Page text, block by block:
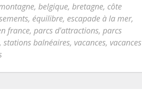
, belgique, bretagne, côte
, équilibre, escapade à la mer,
france, parcs d'attractions, parcs
, stations balnéaires, vacances, vacances